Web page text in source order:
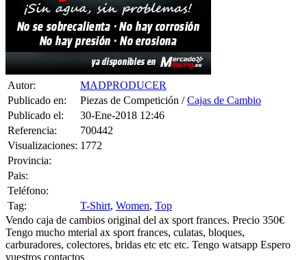
Autor:
MADPRODUCER
Publicado en:
Piezas de Competición /
Publicado el:
30-Ene-2018 12:46
Referencia:
700442
Visualizaciones:
1772
Provincia:
Pais:
Teléfono:
Tag:
Vendo caja de cambios original del ax sport frances. Precio 350€
Tengo mucho mterial ax sport frances, culatas, bloques,
carburadores, colectores, bridas etc etc etc. Tengo watsapp Espero
vuestros contactos